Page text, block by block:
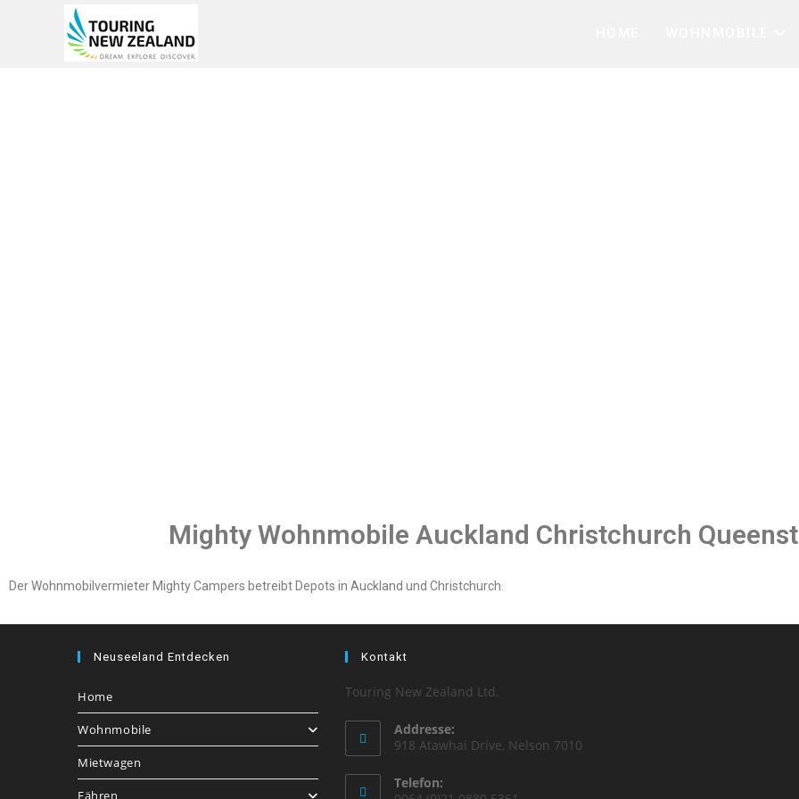
Mighty Wohnmobile Auckland Christchurch
Der Wohnmobilvermieter Mighty Campers betreibt Depots in Auckland und Christchurch.
Neuseeland Entdecken
Home
Wohnmobile
Mietwagen
Fähren
Kontakt
Touring New Zealand Ltd.
Addresse:
918 Atawhai Drive, Nelson 7010
Telefon: